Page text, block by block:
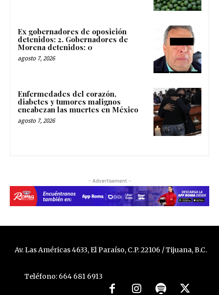
Ex gobernadores de oposición
detenidos: 2. Gobernadores de
Morena detenidos: 0
agosto 7, 2026
Enfermedades del corazón,
diabetes y tumores malignos
encabezan las muertes en México
agosto 7, 2026
- Advertisement -
Av. Las Américas 4633, El Paraíso, C.P. 22106 / Tijuana, B.C.
Teléfono: 664 681 6913